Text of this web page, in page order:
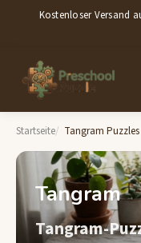
Kostenloser Versand
Startseite Tangram Puzzles
Tangram
Tangram-